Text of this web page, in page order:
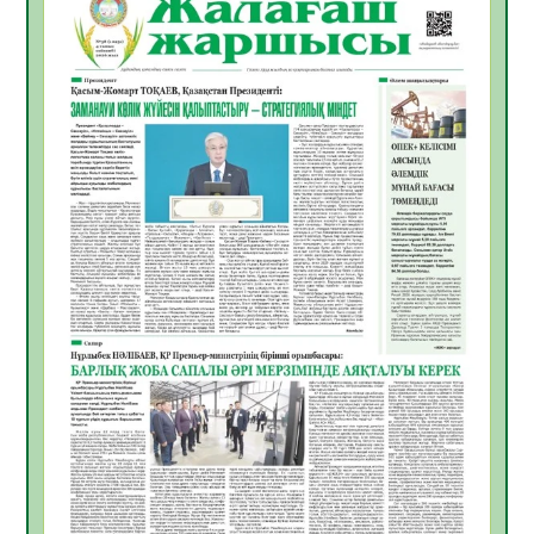
Қазақстан Орталық Азиядағы көшуге ең
қолайлы ел атанды
05.08.2026
29
Өрт қауіпсіздігі талаптарын сақтау – әр
азаматтың міндеті
05.08.2026
29
Руслан Рүстемұлы облыс әкімінің
кеңесшісі болып тағайындалды
05.08.2026
25
Цифрландыру саласын дамыту аясында
салынатын жаңа орталықтың жобасы
талқыланды
05.08.2026
24
Алғашқы цифрлық жасанды интеллект
құралдарының таныстырылымы өтті
05.08.2026
25